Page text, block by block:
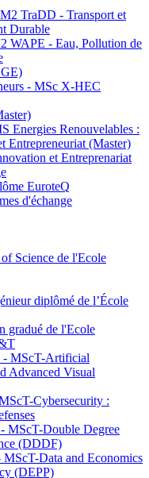
TraDD - Transport et
Durable
WAPE - Eau, Pollution de
- MSc X-HEC
Energies Renouvelables :
Entrepreneuriat (Master)
et Entreprenariat
EuroteQ
d'échange
Science de l'Ecole
diplômé de l’École
gradué de l'Ecole
MScT-Artificial
Advanced Visual
Cybersecurity :
MScT-Double Degree
(DDDF)
Data and Economics
(DEPP)